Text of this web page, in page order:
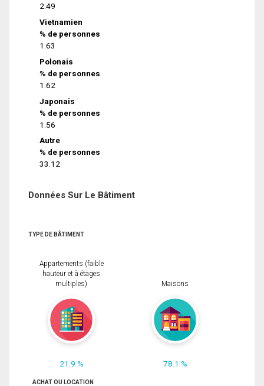
2.49
Vietnamien
% de personnes
1.63
Polonais
% de personnes
1.62
Japonais
% de personnes
1.56
Autre
% de personnes
33.12
Données Sur Le Bâtiment
TYPE DE BÂTIMENT
Appartements (faible
hauteur et à étages
multiples)
21.9 %
Maisons
78.1 %
ACHAT OU LOCATION